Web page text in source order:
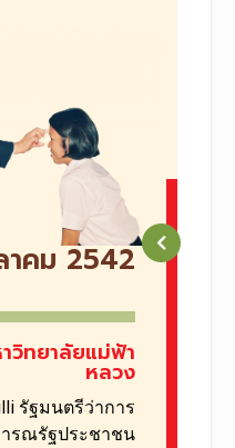
คม 2542
วิทยาลัยแม่ฟ้า
หลวง
รัฐมนตรีว่าการ
รณรัฐประชาชน